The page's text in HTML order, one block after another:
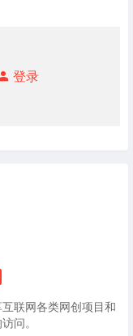
登录
联网各类网创项目和
问。